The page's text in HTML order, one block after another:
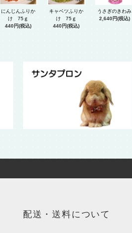
にんじんふりか
け 75ｇ
440円(税込)
キャベツふりか
け 75ｇ
440円(税込)
うさぎのきわみ
2,640円(税込)
配送・送料について